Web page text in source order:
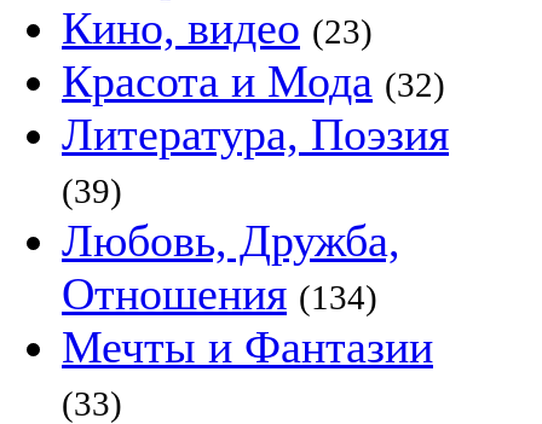
Кино, видео (23)
Красота и Мода (32)
Литература, Поэзия
(39)
Любовь, Дружба,
Отношения (134)
Мечты и Фантазии
(33)